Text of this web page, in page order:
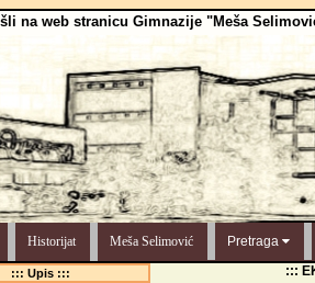
na web stranicu Gimnazije "Meša
Historijat Meša Selimović Pretraga
::: Upis :::
:::